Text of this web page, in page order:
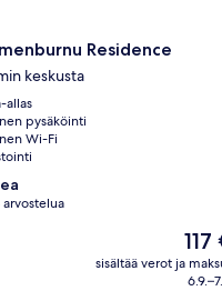
Residence
keskusta
allas
pysäköinti
Wi-Fi
arvostelua
Hinta
117 €
117
sisältää verot ja